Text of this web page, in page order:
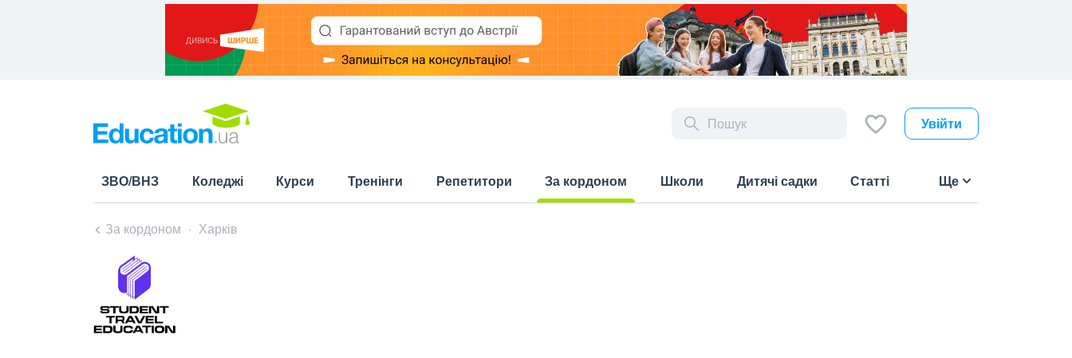
Увійти
ЗВО/ВНЗ Коледжі Курси Тренінги Репетитори
За кордоном
Школи Дитячі садки Статті Ще
За кордоном Харків